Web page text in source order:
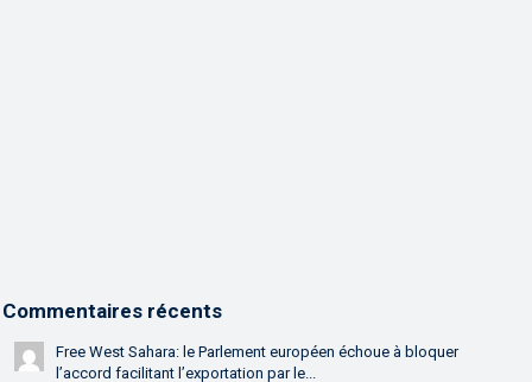
Commentaires récents
Free West Sahara: le Parlement européen échoue à bloquer
l’accord facilitant l’exportation par le...